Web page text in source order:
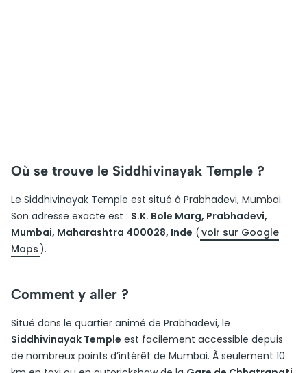
Où se trouve le Siddhivinayak Temple ?
Le Siddhivinayak Temple est situé à Prabhadevi, Mumbai.
Son adresse exacte est : S.K. Bole Marg, Prabhadevi,
Mumbai, Maharashtra 400028, Inde (voir sur Google
Maps ).
Comment y aller ?
Situé dans le quartier animé de Prabhadevi, le
Siddhivinayak Temple est facilement accessible depuis
de nombreux points d’intérêt de Mumbai. À seulement 10